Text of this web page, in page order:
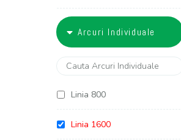
Arcuri Individuale
Linia 800
Linia 1600